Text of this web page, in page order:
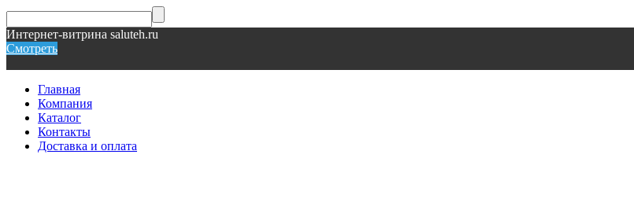
Интернет-витрина saluteh.ru
Смотреть
Главная
Компания
Каталог
Контакты
Доставка и оплата